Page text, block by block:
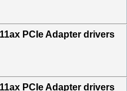
PCIe Adapter drivers
PCIe Adapter drivers